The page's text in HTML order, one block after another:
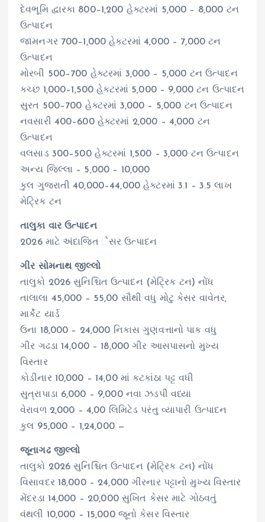
દેવભૂમિ દ્વારકા 800–1,200 હેક્ટરમાં 5,000 – 8,000 ટન
ઉત્પાદન
જામનગર 700–1,000 હેક્ટરમાં 4,000 – 7,000 ટન
ઉત્પાદન
મોરબી 500–700 હેક્ટરમાં 3,000 – 5,000 ટન ઉત્પાદન
કચ્છ 1,000–1,500 હેક્ટરમાં 5,000 – 9,000 ટન ઉત્પાદન
સુરત 500–700 હેક્ટરમાં 3,000 – 5,000 ટન ઉત્પાદન
નવસારી 400–600 હેક્ટરમાં 2,000 – 4,000 ટન
ઉત્પાદન
વલસાડ 300–500 હેક્ટરમાં 1,500 – 3,000 ટન ઉત્પાદન
અન્ય જિલ્લા – 5,000 – 10,000
કુલ ગુજરાતી 40,000–44,000 હેક્ટરમાં 3.1 – 3.5 લાખ
મેટ્રિક ટન
તાલુકા વાર ઉત્પાદન
2026 માટે અંદાજિત ેસર ઉત્પાદન
ગીર સોમનાથ જીલ્લો
તાલુકો 2026 સુનિશ્ચિત ઉત્પાદન (મેટ્રિક ટન) નોંધ
તાલાલા 45,000 – 55,00 સૌથી વધુ મોટુ કેસર વાવેતર,
માર્કેટ યાર્ડ
ઉના 18,000 – 24,000 નિકાસ ગુણવત્તાનો પાક વધુ
ગીર ગઢડા 14,000 – 18,000 ગીર આસપાસનો મુખ્ય
વિસ્તાર
કોડીનાર 10,000 – 14,00 માં કટકાંઠા પટ્ટ વધી
સુત્રાપાડા 6,000 – 9,000 નવા ઝડપી વધ્યા
વેરાવળ 2,000 – 4,00 લિમિટેડ પરંતુ વ્યાપારી ઉત્પાદન
કુલ 95,000 – 1,24,000 —
જૂનાગઢ જીલ્લો
તાલુકો 2026 સુનિશ્ચિત ઉત્પાદન (મેટ્રિક ટન) નોંધ
વિસાવદર 18,000 – 24,000 ગીરનાર પટ્ટાનો મુખ્ય વિસ્તાર
મેંદરડા 14,000 – 20,000 સુખિત કેસર માટે ગોઠવતું
વંથલી 10,000 – 15,000 જૂનો કેસર વિસ્તાર